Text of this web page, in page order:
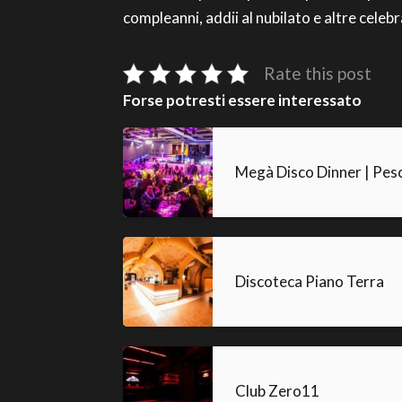
compleanni, addii al nubilato e altre
Rate this post
Forse potresti essere interessato
Megà Disco Dinner |
Discoteca Piano Terra
Club Zero11